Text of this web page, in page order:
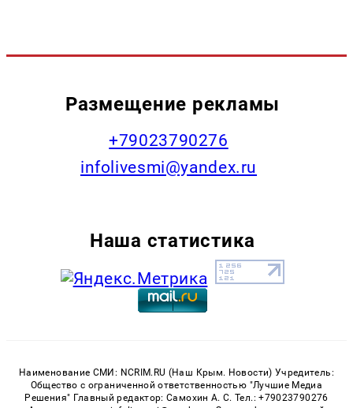
Размещение рекламы
+79023790276
infolivesmi@yandex.ru
Наша статистика
Наименование СМИ: NCRIM.RU (Наш Крым. Новости) Учредитель:
Общество с ограниченной ответственностью "Лучшие Медиа
Решения" Главный редактор: Самохин А. С. Тел.: +79023790276